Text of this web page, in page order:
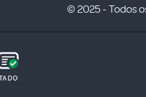
© 2025 - Todos